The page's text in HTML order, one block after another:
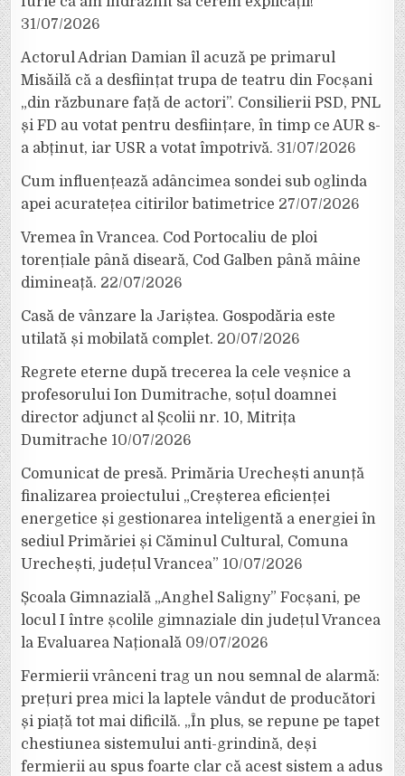
31/07/2026
Actorul Adrian Damian îl acuză pe primarul
Misăilă că a desființat trupa de teatru din Focșani
„din răzbunare față de actori”. Consilierii PSD, PNL
și FD au votat pentru desființare, în timp ce AUR s-
a abținut, iar USR a votat împotrivă. 31/07/2026
Cum influențează adâncimea sondei sub oglinda
apei acuratețea citirilor batimetrice 27/07/2026
Vremea în Vrancea. Cod Portocaliu de ploi
torențiale până diseară, Cod Galben până mâine
dimineață. 22/07/2026
Casă de vânzare la Jariștea. Gospodăria este
utilată și mobilată complet. 20/07/2026
Regrete eterne după trecerea la cele veșnice a
profesorului Ion Dumitrache, soțul doamnei
director adjunct al Școlii nr. 10, Mitrița
Dumitrache 10/07/2026
Comunicat de presă. Primăria Urechești anunță
finalizarea proiectului „Creșterea eficienței
energetice și gestionarea inteligentă a energiei în
sediul Primăriei și Căminul Cultural, Comuna
Urechești, județul Vrancea” 10/07/2026
Școala Gimnazială „Anghel Saligny” Focșani, pe
locul I între școlile gimnaziale din județul Vrancea
la Evaluarea Națională 09/07/2026
Fermierii vrânceni trag un nou semnal de alarmă:
prețuri prea mici la laptele vândut de producători
și piață tot mai dificilă. „În plus, se repune pe tapet
chestiunea sistemului anti-grindină, deși
fermierii au spus foarte clar că acest sistem a adus